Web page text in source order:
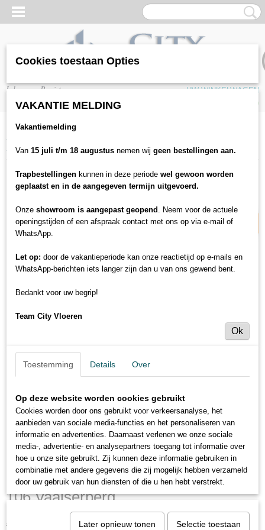
Inloggen Registreren
UW WINKELWAGEN
(0)
Home
Protect 106 Vaalserberg
Hoomline Royal XL V2 Aqua Protect
106 Vaalserberg
€ 27,95 € 23,95 (inclusief btw 21%)
Cookies toestaan Opties
VAKANTIE MELDING
Vakantiemelding
Van 15 juli t/m 18 augustus nemen wij geen bestellingen aan.
Trapbestellingen kunnen in deze periode wel gewoon worden
geplaatst en in de aangegeven termijn uitgevoerd.
Onze showroom is aangepast geopend . Neem voor de actuele
openingstijden of een afspraak contact met ons op via e-mail of
WhatsApp.
Let op: door de vakantieperiode kan onze reactietijd op e-mails en
WhatsApp-berichten iets langer zijn dan u van ons gewend bent.
Bedankt voor uw begrip!
Team City Vloeren
Ok
Toestemming Details Over
Op deze website worden cookies gebruikt
Cookies worden door ons gebruikt voor verkeersanalyse, het
aanbieden van sociale media-functies en het personaliseren van
informatie en advertenties. Daarnaast verlenen we onze sociale
media-, advertentie- en analysepartners toegang tot informatie over
hoe u onze site gebruikt. Zij kunnen deze informatie gebruiken in
combinatie met andere gegevens die zij mogelijk hebben verzameld
door uw gebruik van hun diensten of die u hen hebt verstrekt.
Later opnieuw tonen Selectie toestaan